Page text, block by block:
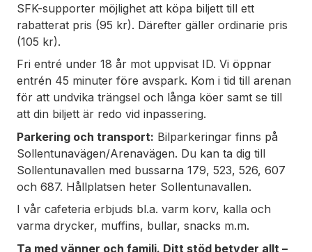
SFK-supporter möjlighet att köpa biljett till ett
rabatterat pris (95 kr). Därefter gäller ordinarie pris
(105 kr).
Fri entré under 18 år mot uppvisat ID. Vi öppnar
entrén 45 minuter före avspark. Kom i tid till arenan
för att undvika trängsel och långa köer samt se till
att din biljett är redo vid inpassering.
Parkering och transport: Bilparkeringar finns på
Sollentunavägen/Arenavägen. Du kan ta dig till
Sollentunavallen med bussarna 179, 523, 526, 607
och 687. Hållplatsen heter Sollentunavallen.
I vår cafeteria erbjuds bl.a. varm korv, kalla och
varma drycker, muffins, bullar, snacks m.m.
Ta med vänner och familj. Ditt stöd betyder allt –